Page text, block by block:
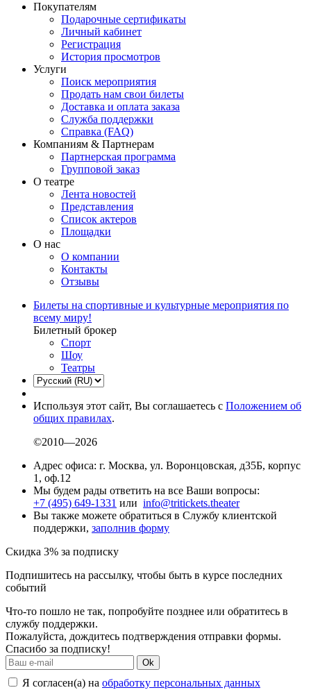
Покупателям
Подарочные сертификаты
Личный кабинет
Регистрация
История просмотров
Услуги
Поиск мероприятия
Продать нам свои билеты
Доставка и оплата заказа
Служба поддержки
Справка (FAQ)
Компаниям & Партнерам
Партнерская программа
Групповой заказ
О театре
Лента новостей
Представления
Список актеров
Площадки
О нас
О компании
Контакты
Отзывы
Билеты на спортивные и культурные мероприятия по
всему миру!
Билетный брокер
Спорт
Шоу
Театры
Используя этот сайт, Вы соглашаетесь с Положением об
общих правилах.
©2010—2026
Адрес офиса: г. Москва, ул. Воронцовская, д35Б, корпус
1, оф.12
Мы будем рады ответить на все Ваши вопросы:
+7 (495) 649-1331 или info@tritickets.theater
Вы также можете обратиться в Службу клиентской
поддержки, заполнив форму
Скидка 3% за подписку
Подпишитесь на рассылку, чтобы быть в курсе последних
событий
Что-то пошло не так, попробуйте позднее или обратитесь в
службу поддержки.
Пожалуйста, дождитесь подтверждения отправки формы.
Спасибо за подписку!
Ok
Я согласен(а) на обработку персональных данных